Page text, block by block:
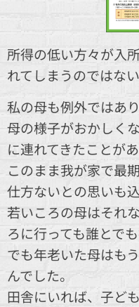
所得の低い方々が入
れてしまうのではな
私の母も例外ではあり
母の様子がおかしく
に連れてきたことがあ
このまま我が家で最
仕方ないとの思いも
若いころの母はそれ
ろに行っても誰とで
でも年老いた母はも
んでした。
田舎にいれば、子ど